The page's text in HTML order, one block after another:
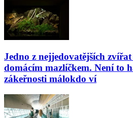
Jedno z nejjedovatějších
domácím mazlíčkem. Není to
zákeřnosti málokdo ví